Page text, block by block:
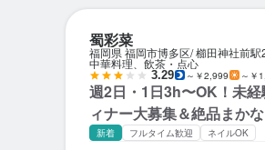
蜀彩菜
福岡県 福岡市博多区 櫛田神社前駅
中華料理、飲茶・点心
3.29 ～￥2,999 ～￥
週2日・1日3h〜OK！未
ィナー大募集＆絶品まか
新着 フルタイム歓迎 ネイルOK